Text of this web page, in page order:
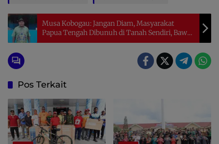
Musa Kobogau: Jangan Diam, Masyarakat
Papua Tengah Dibunuh di Tanah Sendiri, Bawa
Persoalan Ini ke Presiden
Pos Terkait